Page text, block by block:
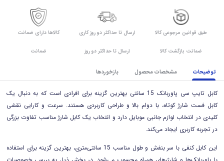
طبق قوانین مرجوعی کالا
ضمانت بازگشت کالا
ارسال تا حداکثر دو روز کاری
ارسال تا حداکثر دو روز
کالاها دارای ضمانت
ضمانت
توضیحات مشخصات محصول بازخوردها
کابل تایپ سی پاوربانک 15 سانتی بهترین گزینه برای افرادی است که به دنبال یک
کابل فست شارژ کوتاه، با دوام بالا و طراحی کاربردی هستند. سرعت و کارایی نقشی
کلیدی در انتخاب لوازم جانبی موبایل دارد و انتخاب یک کابل شارژ مناسب تفاوت بزرگی
در تجربه کاربری ایجاد می‌کند.
این کابل کنفی با سر بنفش و طول مناسب 15 سانتی‌متری، بهترین گزینه برای استفاده